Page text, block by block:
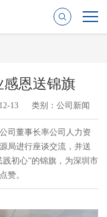
感恩送锦旗
13 类别：公司新闻
司董事长率公司人力资
局进行座谈交流，并送
初心”的锦旗，为深圳市
赞。